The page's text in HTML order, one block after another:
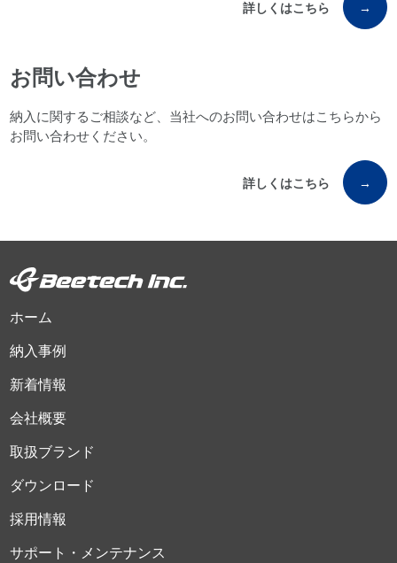
詳しくはこちら →
お問い合わせ
納入に関するご相談など、当社へのお問い合わせはこちらから
お問い合わせください。
詳しくはこちら →
ホーム
納入事例
新着情報
会社概要
取扱ブランド
ダウンロード
採用情報
サポート・メンテナンス